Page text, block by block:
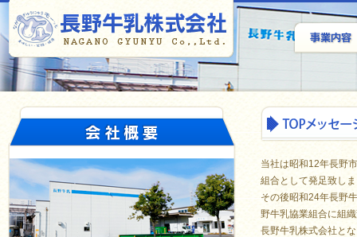
当社は昭和12年長野
組合として発足致し
その後昭和24年長野
野牛乳協業組合に組
長野牛乳株式会社と